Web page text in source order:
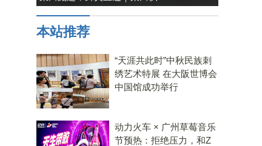
温馨，也要未来可期
本站推荐
“天涯共此时”中秋民族刺
绣艺术特展 在大阪世博会
中国馆成功举行
动力火车 × 广州草莓音乐
节预热：拒绝压力，和Z